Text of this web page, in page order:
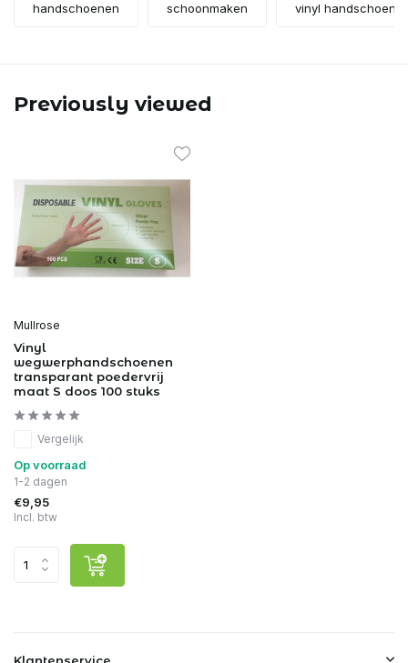
handschoenen schoonmaken vinyl
Previously viewed
Mullrose
Vinyl
wegwerphandschoenen
transparant poedervrij
maat S doos 100 stuks
Vergelijk
Op voorraad
1-2 dagen
€9,95
Incl. btw